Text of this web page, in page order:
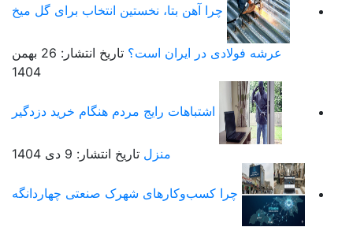
چرا آهن بتا، نخستین انتخاب برای گل میخ
عرشه فولادی در ایران است؟
تاریخ انتشار: 26 بهمن
1404
اشتباهات رایج مردم هنگام خرید دزدگیر
منزل تاریخ انتشار: 9 دی 1404
چرا کسب‌وکارهای شهرک صنعتی چهاردانگه